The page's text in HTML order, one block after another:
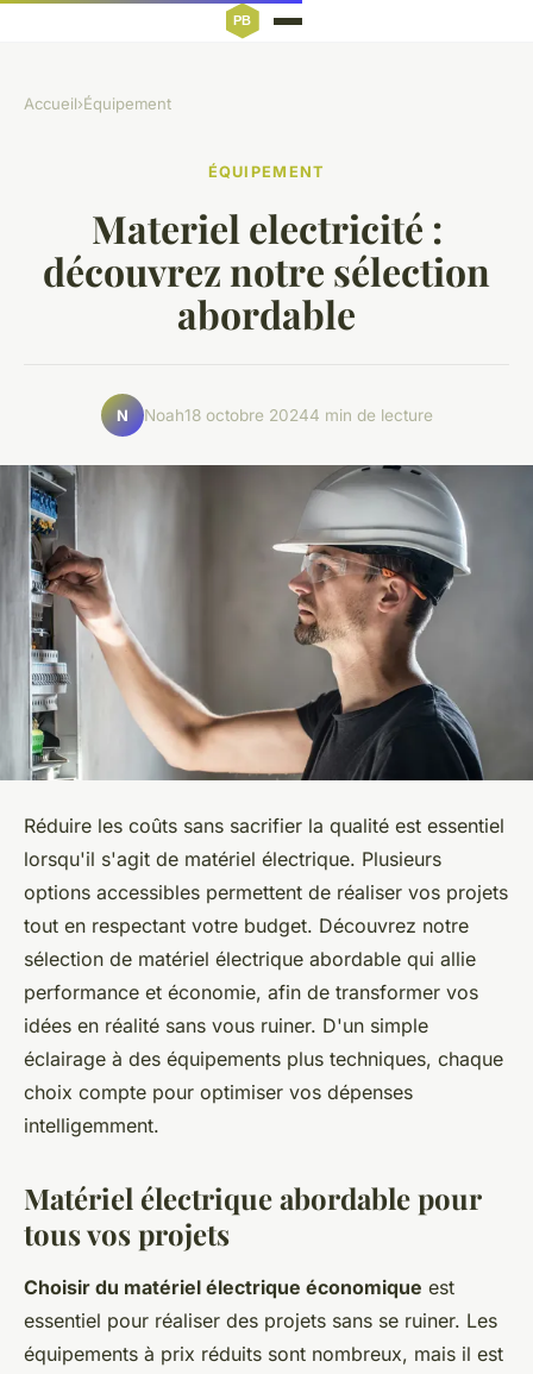
Accueil›Équipement
ÉQUIPEMENT
Materiel electricité :
découvrez notre sélection
abordable
N Noah18 octobre 20244 min de lecture
Réduire les coûts sans sacrifier la qualité est essentiel
lorsqu'il s'agit de matériel électrique. Plusieurs
options accessibles permettent de réaliser vos projets
tout en respectant votre budget. Découvrez notre
sélection de matériel électrique abordable qui allie
performance et économie, afin de transformer vos
idées en réalité sans vous ruiner. D'un simple
éclairage à des équipements plus techniques, chaque
choix compte pour optimiser vos dépenses
intelligemment.
Matériel électrique abordable pour
tous vos projets
Choisir du matériel électrique économique est
essentiel pour réaliser des projets sans se ruiner. Les
équipements à prix réduits sont nombreux, mais il est